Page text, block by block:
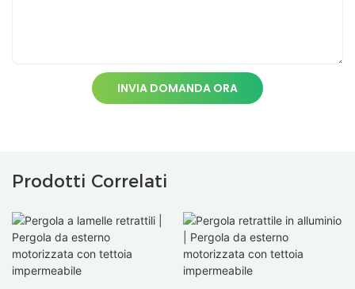
INVIA DOMANDA ORA
Prodotti Correlati